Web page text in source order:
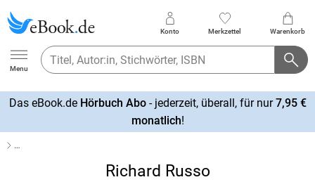
Ebook.de
Menu
Konto Merkzettel Warenkorb
Das eBook.de Hörbuch Abo- jederzeit, überall, für nur7,95 €
monatlich!
…
Richard Russo